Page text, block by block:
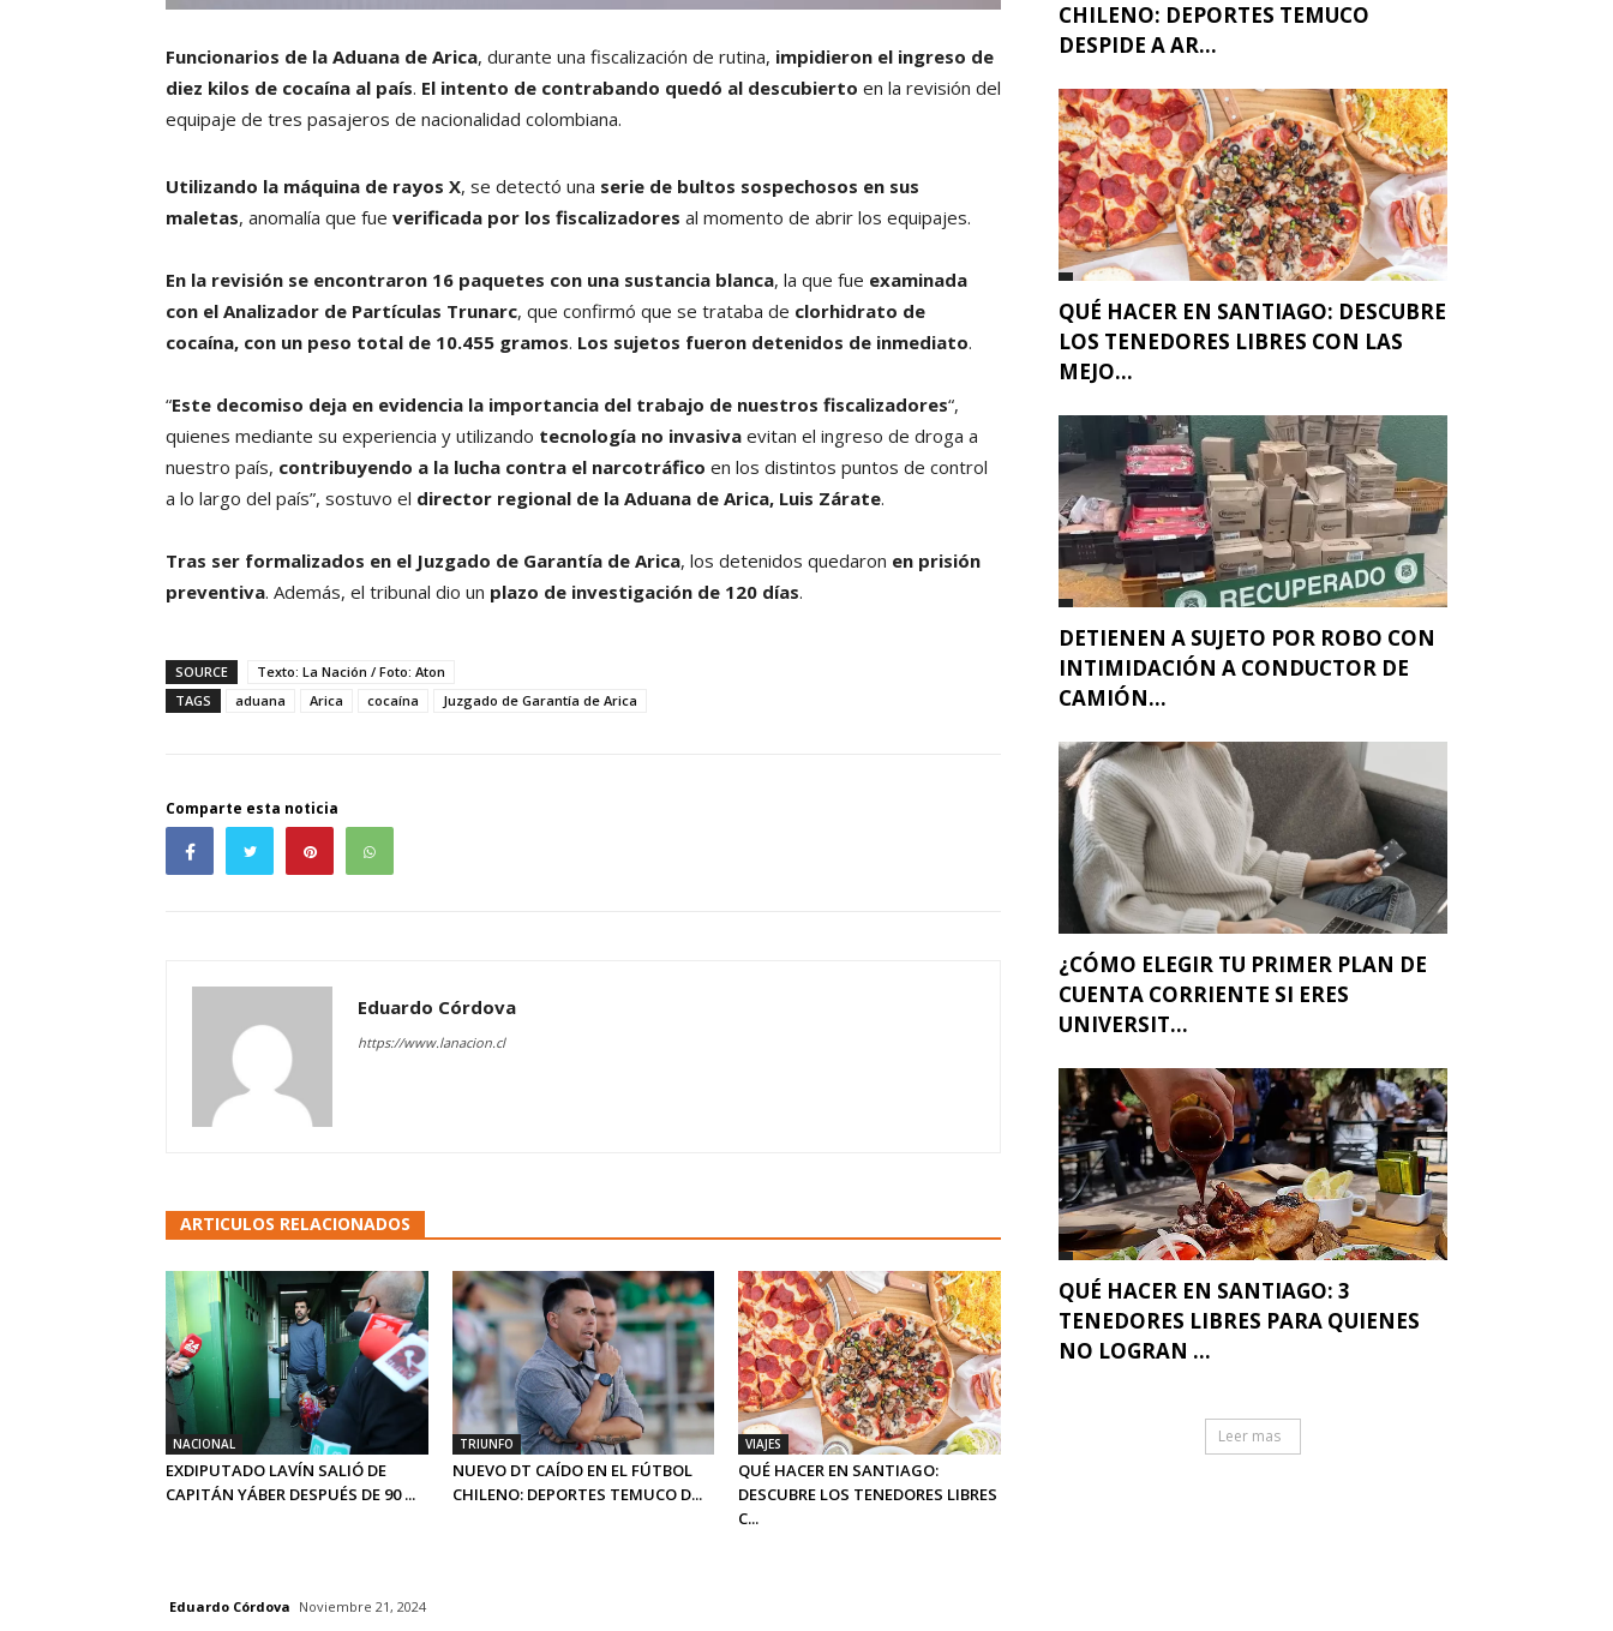
Funcionarios de la Aduana de Arica, durante una fiscalización de rutina, impidieron el ingreso de
diez kilos de cocaína al país. El intento de contrabando quedó al descubierto en la revisión del
equipaje de tres pasajeros de nacionalidad colombiana.
Utilizando la máquina de rayos X, se detectó una serie de bultos sospechosos en sus
maletas, anomalía que fue verificada por los fiscalizadores al momento de abrir los equipajes.
En la revisión se encontraron 16 paquetes con una sustancia blanca, la que fue examinada
con el Analizador de Partículas Trunarc, que confirmó que se trataba de clorhidrato de
cocaína, con un peso total de 10.455 gramos. Los sujetos fueron detenidos de inmediato.
“Este decomiso deja en evidencia la importancia del trabajo de nuestros fiscalizadores“,
quienes mediante su experiencia y utilizando tecnología no invasiva evitan el ingreso de droga a
nuestro país, contribuyendo a la lucha contra el narcotráfico en los distintos puntos de control
a lo largo del país”, sostuvo el director regional de la Aduana de Arica, Luis Zárate.
Tras ser formalizados en el Juzgado de Garantía de Arica, los detenidos quedaron en prisión
preventiva. Además, el tribunal dio un plazo de investigación de 120 días.
SOURCE
Texto: La Nación / Foto: Aton
TAGS
aduana Arica cocaína Juzgado de Garantía de Arica
Comparte esta noticia
Eduardo Córdova
https://www.lanacion.cl
ARTICULOS RELACIONADOS
NACIONAL
EXDIPUTADO LAVÍN SALIÓ DE
CAPITÁN YÁBER DESPUÉS DE 90 ...
TRIUNFO
NUEVO DT CAÍDO EN EL FÚTBOL
CHILENO: DEPORTES TEMUCO D...
VIAJES
QUÉ HACER EN SANTIAGO:
DESCUBRE LOS TENEDORES LIBRES
C...
CHILENO: DEPORTES TEMUCO
DESPIDE A AR...
QUÉ HACER EN SANTIAGO: DESCUBRE
LOS TENEDORES LIBRES CON LAS
MEJO...
DETIENEN A SUJETO POR ROBO CON
INTIMIDACIÓN A CONDUCTOR DE
CAMIÓN...
¿CÓMO ELEGIR TU PRIMER PLAN DE
CUENTA CORRIENTE SI ERES
UNIVERSIT...
QUÉ HACER EN SANTIAGO: 3
TENEDORES LIBRES PARA QUIENES
NO LOGRAN ...
Leer mas
Eduardo Córdova Noviembre 21, 2024